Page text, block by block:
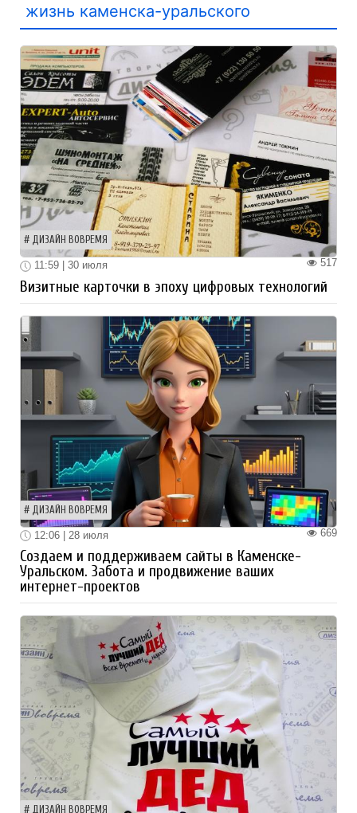
жизнь каменска-уральского
ДИЗАЙН ВОВРЕМЯ
517
11:59 | 30 июля
Визитные карточки в эпоху цифровых технологий
ДИЗАЙН ВОВРЕМЯ
669
12:06 | 28 июля
Создаем и поддерживаем сайты в Каменске-
Уральском. Забота и продвижение ваших
интернет-проектов
ДИЗАЙН ВОВРЕМЯ